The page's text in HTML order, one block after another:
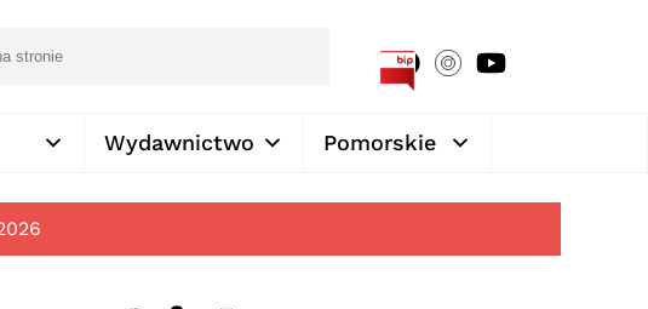
Wydawnictwo Pomorskie